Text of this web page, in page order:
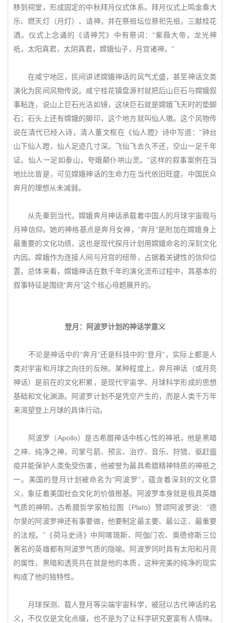
移到祠堂，形成固定的中秋拜月仪式体系。拜月仪式上鸣金奏大
乐、燃天灯（月灯）、请神，并在祭祖坛位祭祀先祖，三献桂花
酒。仪式上念诵的《请神咒》中有祭词：“紫薇大帝，龙光神
祗，太阳真君，太阴真君，嫦娥仙子，月宫诸神。”
在咸宁地区，民间讲述嫦娥神话的风气尤盛，甚至神话文类
演化为民间风物传说。咸宁桂花镇盘源村就把后山巨石与嫦娥叙
事粘连，说山上巨石光洁如镜，这块巨石就是嫦娥飞天时的垫脚
石；石头上还有嫦娥的脚印，这个地方就叫仙人墩。这个风物传
说在清代已经入诗，清人董文枢在《仙人蹬》诗中写道：“钟台
山下仙人蹬，仙人足迹几寸深。飞仙飞去久不还，空山一足千年
证。仙人一足如泰山，夸娥颠仆哄山灵。”这样的叙事案例在当
地比比皆是，可见嫦娥神话的生命力在当代依旧旺盛，中国民众
奔月的理想从未减弱。
从先秦到当代，嫦娥奔月神话承载着中国人的月球宇宙观与
月神信仰。她的神格基点是奔月女神，“奔月”是附加在嫦娥身上
最重要的文化功绩，这也是现代探月计划用嫦娥命名的深刻文化
内因。嫦娥作为连接人间与月宫的纽带，占据着关键性的信仰位
置。总体来看，嫦娥神话在数千年的演化流布过程中，其基本的
叙事特征是围绕“奔月”这个核心母题展开的。
登月：阿波罗计划的神话学意义
不论是神话中的“奔月”还是科技中的“登月”，实际上都是人
类对宇宙和月球之向往的反映。某种程度上，奔月神话（或月亮
神话）是前在的文化积累，是现代宇宙学、月球科学形成的思想
基础和文化渊源。阿波罗计划不是凭空产生的，而是人类千万年
来渴望登上月球的具体行动。
阿波罗（Apollo）是古希腊神话中核心性的神祇，他是黑暗
之神、纯净之神，司掌弓箭、预言、治疗、音乐、狩猎、驱赶瘟
疫并能保护人类免受伤害，他被誉为最具希腊精神特质的神祇之
一。美国的登月计划被命名为“阿波罗”，蕴含着深刻的文化意
义，象征着美国社会文化的价值根基。阿波罗本身就是极具英雄
气质的神明。古希腊哲学家柏拉图（Plato）赞颂阿波罗说：“德
尔斐的阿波罗神还有事要做，他要制定最主要、最公正、最重要
的法规。”《荷马史诗》中阿喀琉斯、阿伽门农、奥德修斯三位
著名的英雄都有阿波罗气质的隐喻。阿波罗同时具有太阳和月亮
的属性，黑暗和透亮共在就是他的本质，这种完美的纯净的现实
构成了他的独特性。
月球探测、载人登月等尖端宇宙科学，被冠以古代神话的名
义，不仅仅是文化点缀，也不是为了让科学研究更富有人情味。